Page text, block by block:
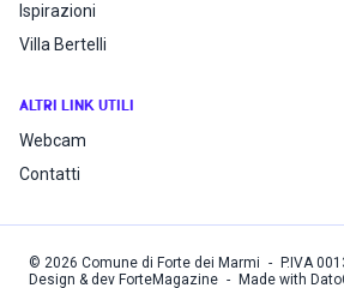
Ispirazioni
Villa Bertelli
ALTRI LINK UTILI
Webcam
Contatti
© 2026 Comune di Forte dei Marmi - P.IVA
Design & dev ForteMagazine - Made with